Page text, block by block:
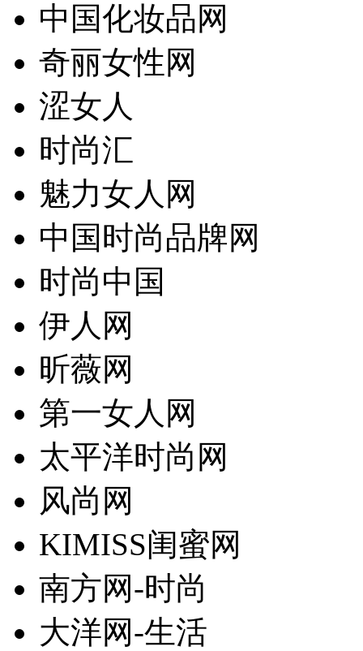
中国化妆品网
奇丽女性网
涩女人
时尚汇
魅力女人网
中国时尚品牌网
时尚中国
伊人网
昕薇网
第一女人网
太平洋时尚网
风尚网
KIMISS闺蜜网
南方网-时尚
大洋网-生活